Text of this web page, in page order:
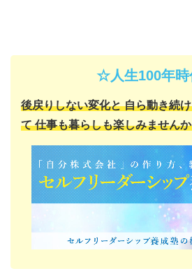
☆人生100年
後戻りしない変化と自ら動き続
て仕事も暮らしも楽しみません